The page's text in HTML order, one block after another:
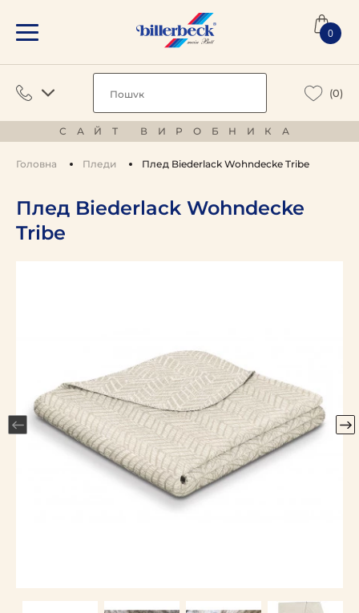
0
(0)
САЙТ ВИРОБНИКА
Головна Пледи Плед Biederlack Wohndecke Tribe
Плед Biederlack Wohndecke
Tribe